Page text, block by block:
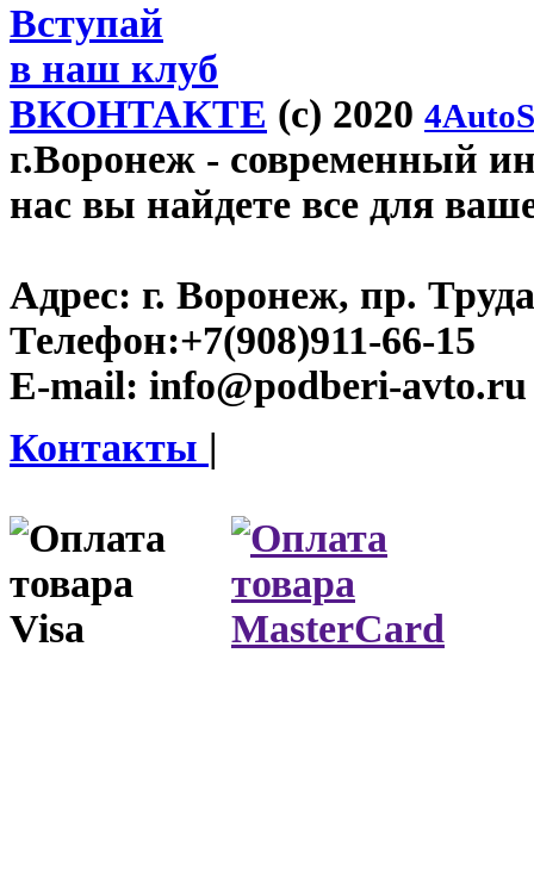
Вступай
в наш клуб
ВКОНТАКТЕ (c) 2020
г.Воронеж - современный
нас вы найдете все для
Адрес: г. Воронеж, пр.
Телефон:+7(908)911-66-15
E-mail: info@podberi-avto.ru
Контакты |